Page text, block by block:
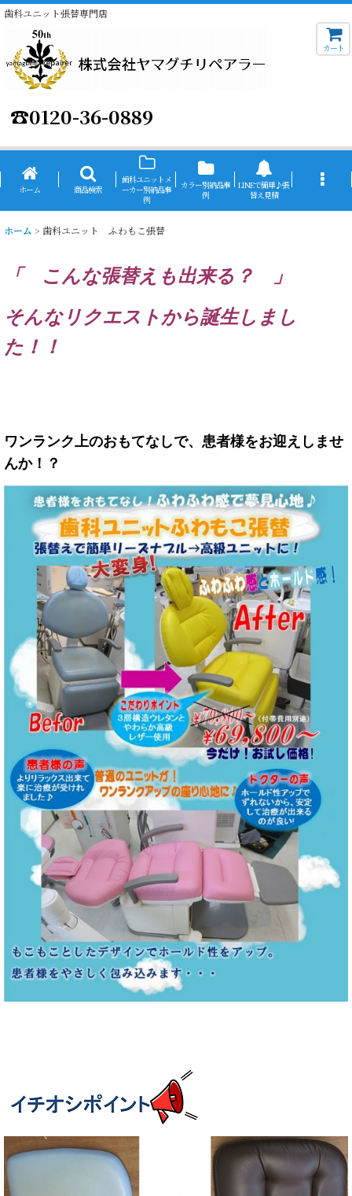
歯科ユニット張替専門店
☎0120-36-0889
カート
ホーム 商品検索
歯科ユニットメ
ーカー別納品事
例
カラー別納品事
例
LINEで簡単♪張
替え見積
ホーム > 歯科ユニット ふわもこ張替
「 こんな張替えも出来る？ 」
そんなリクエストから誕生しまし
た！！
ワンランク上のおもてなしで、患者様をお迎えしませ
んか！？